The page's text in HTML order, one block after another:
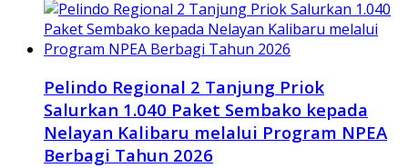
Pelindo Regional 2 Tanjung Priok
Salurkan 1.040 Paket Sembako kepada
Nelayan Kalibaru melalui Program NPEA
Berbagi Tahun 2026